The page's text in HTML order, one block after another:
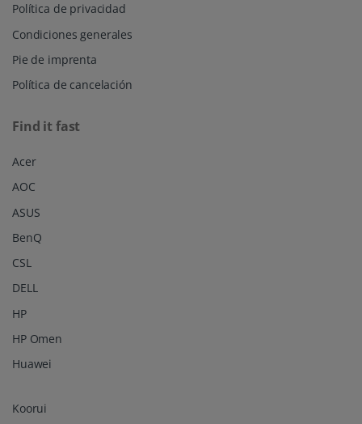
Política de privacidad
Condiciones generales
Pie de imprenta
Política de cancelación
Find it fast
Acer
AOC
ASUS
BenQ
CSL
DELL
HP
HP Omen
Huawei
Koorui